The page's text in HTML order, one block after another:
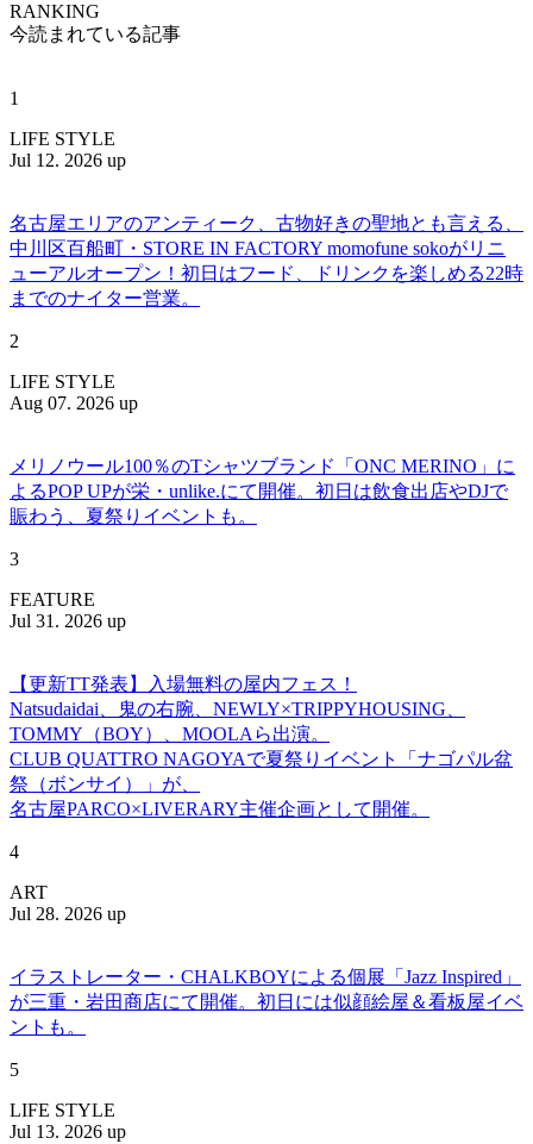
RANKING
今読まれている記事
1
LIFE STYLE
Jul 12. 2026 up
名古屋エリアのアンティーク、古物好きの聖地とも言える、
中川区百船町・STORE IN FACTORY momofune sokoがリニ
ューアルオープン！初日はフード、ドリンクを楽しめる22時
までのナイター営業。
2
LIFE STYLE
Aug 07. 2026 up
メリノウール100％のTシャツブランド「ONC MERINO」に
よるPOP UPが栄・unlike.にて開催。初日は飲食出店やDJで
賑わう、夏祭りイベントも。
3
FEATURE
Jul 31. 2026 up
【更新TT発表】入場無料の屋内フェス！
Natsudaidai、鬼の右腕、NEWLY×TRIPPYHOUSING、
TOMMY（BOY）、MOOLAら出演。
CLUB QUATTRO NAGOYAで夏祭りイベント「ナゴパル盆
祭（ボンサイ）」が、
名古屋PARCO×LIVERARY主催企画として開催。
4
ART
Jul 28. 2026 up
イラストレーター・CHALKBOYによる個展「Jazz Inspired」
が三重・岩田商店にて開催。初日には似顔絵屋＆看板屋イベ
ントも。
5
LIFE STYLE
Jul 13. 2026 up